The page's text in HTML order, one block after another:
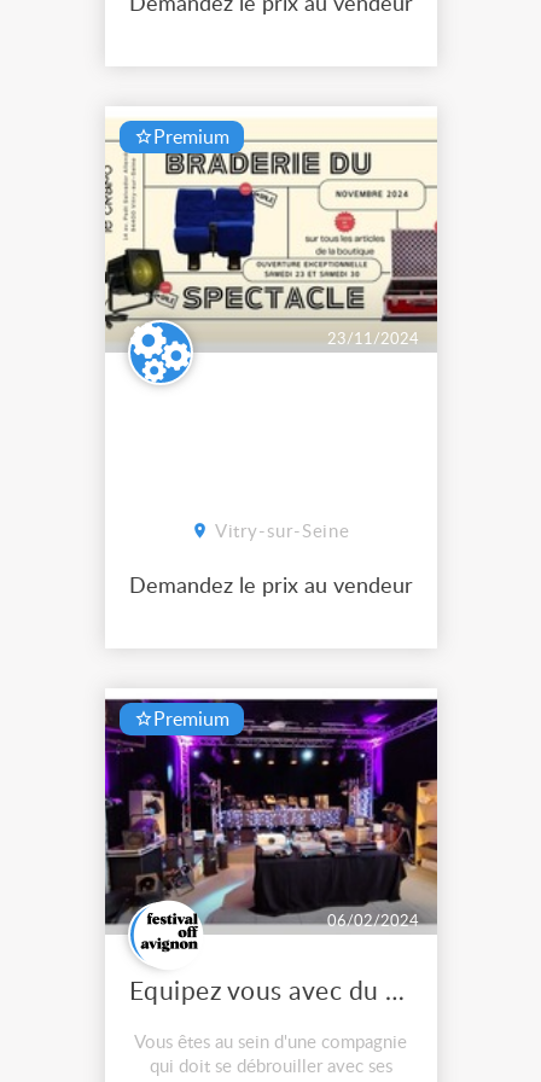
nationale. démonté pour laisser
Demandez le prix au vendeur
Premium
23/11/2024
Vitry-sur-Seine
Demandez le prix au vendeur
Premium
06/02/2024
Equipez vous avec du matériel en réemploi
Vous êtes au sein d'une compagnie
qui doit se débrouiller avec ses